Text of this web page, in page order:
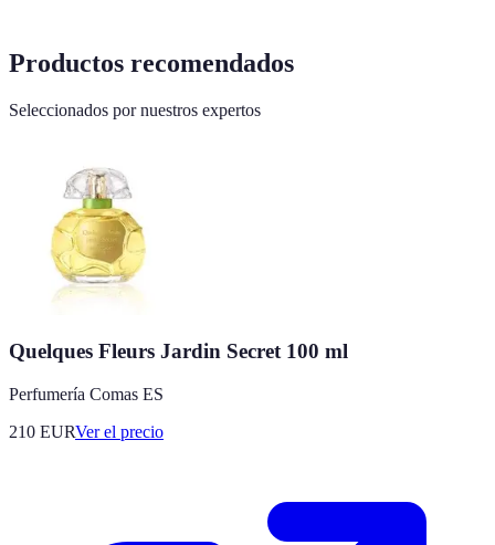
Productos recomendados
Seleccionados por nuestros expertos
Quelques Fleurs Jardin Secret 100 ml
Perfumería Comas ES
210 EURVer el precio